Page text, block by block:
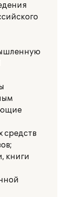
средств
книги